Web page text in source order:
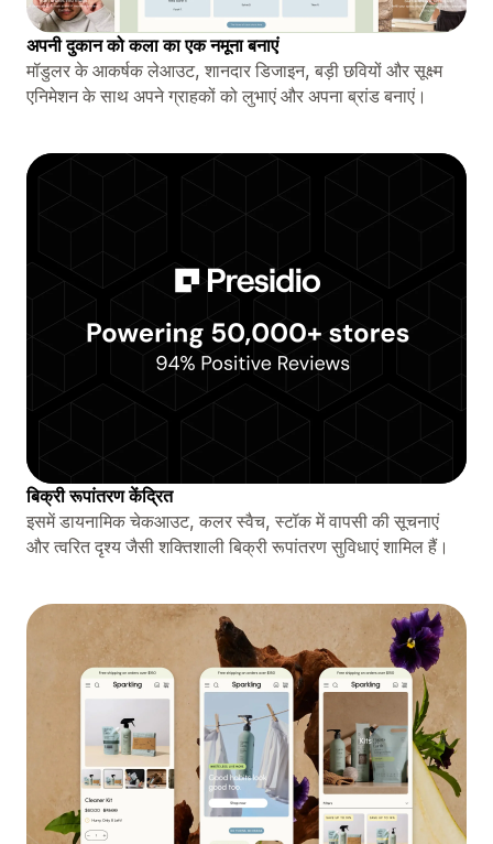
अपनी दुकान को कला का एक नमूना बनाएं
मॉडुलर के आकर्षक लेआउट, शानदार डिजाइन, बड़ी छवियों और सूक्ष्म
एनिमेशन के साथ अपने ग्राहकों को लुभाएं और अपना ब्रांड बनाएं।
बिक्री रूपांतरण केंद्रित
इसमें डायनामिक चेकआउट, कलर स्वैच, स्टॉक में वापसी की सूचनाएं
और त्वरित दृश्य जैसी शक्तिशाली बिक्री रूपांतरण सुविधाएं शामिल हैं।